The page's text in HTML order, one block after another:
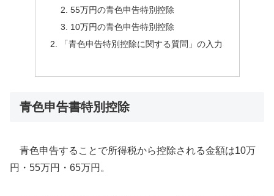
55万円の青色申告特別控除
10万円の青色申告特別控除
「青色申告特別控除に関する質問」の入力
青色申告書特別控除
青色申告することで所得税から控除される金額は10万
円・55万円・65万円。